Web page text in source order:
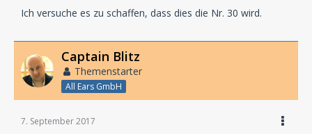
Ich versuche es zu schaffen, dass dies die Nr. 30 wird.
Captain Blitz
Themenstarter
All Ears GmbH
7. September 2017